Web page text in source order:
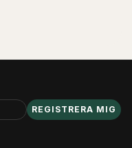
REGISTRERA MIG